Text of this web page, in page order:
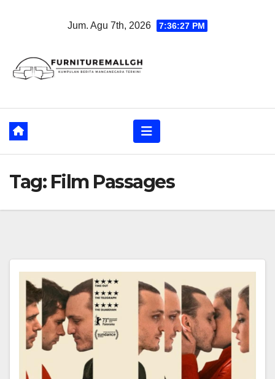
Jum. Agu 7th, 2026 7:36:27 PM
Tag: Film Passages